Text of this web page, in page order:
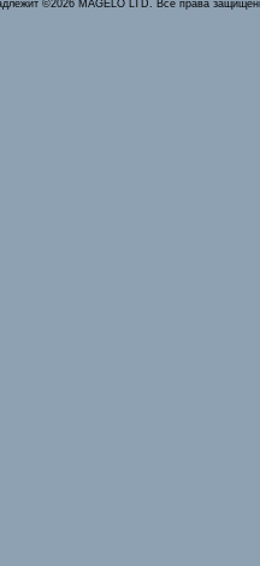
©2026 MAGELO LTD. Все права